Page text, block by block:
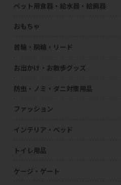
ペット用食器・給水器・給餌器
おもちゃ
首輪・胴輪・リード
お出かけ・お散歩グッズ
防虫・ノミ・ダニ対策用品
ファッション
インテリア・ベッド
トイレ用品
ケージ・ゲート